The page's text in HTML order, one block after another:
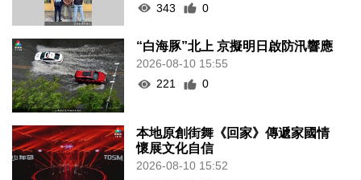
343
0
“白海豚”北上 京擬明日啟防汛響應
2026-08-10 15:55
221
0
本地原創街舞《回家》傳遞家國情
懷展文化自信
2026-08-10 15:52